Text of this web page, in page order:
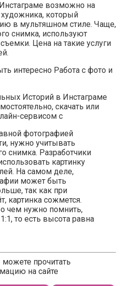
возможно на
художника, который
в мультяшном стиле. Чаще,
снимка, используют
Цена на такие услуги
интересно Работа с фото и
Историй в Инстаграме
скачать или
сервисом с
фотографией
нужно учитывать
снимка. Разработчики
картинку
На самом деле,
может быть
так как при
картинка сожмется.
чем нужно помнить,
то есть высота равна
прочитать
на сайте